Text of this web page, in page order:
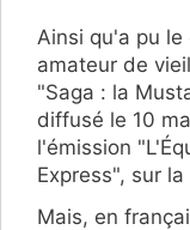
Ainsi qu'a pu
amateur de
"Saga : la
diffusé le 10
l'émission
Express", sur
Mais, en